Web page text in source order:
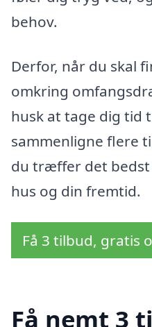
behov.
Derfor, når du skal
omkring
husk at tage dig tid
sammenligne flere
du træffer det
hus og din fremtid.
Få 3 tilbud, gratis
Få nemt 3